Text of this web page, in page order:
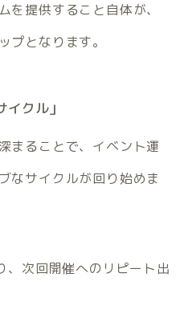
を提供すること自体が、
プとなります。
クル」
まることで、イベント運
なサイクルが回り始めま
、次回開催へのリピート出